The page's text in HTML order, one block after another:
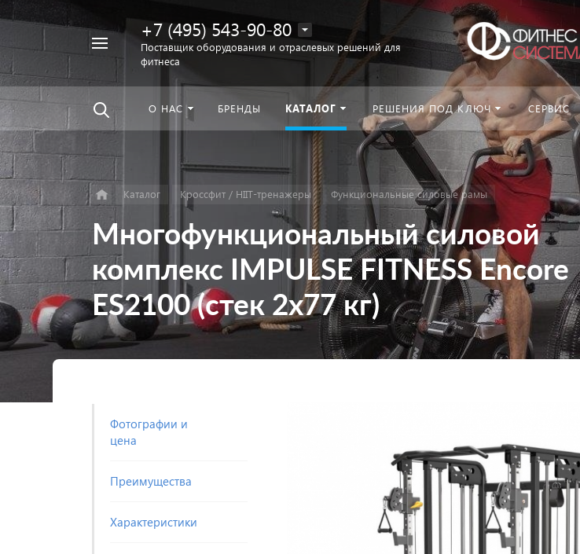
везде
Например,
беговая
дорожка
+7 (495) 543-90-80
Поставщик оборудования и отраслевых решений для
фитнеса
О НАС БРЕНДЫ КАТАЛОГ РЕШЕНИЯ ПОД КЛЮЧ СЕРВИС
Каталог Кроссфит / HIIT-тренажеры Функциональные силовые рамы
Многофункциональный силовой
комплекс IMPULSE FITNESS Encore
ES2100 (стек 2х77 кг)
Фотографии и
цена
Преимущества
Характеристики